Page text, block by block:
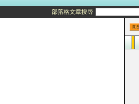
部落格文章搜尋